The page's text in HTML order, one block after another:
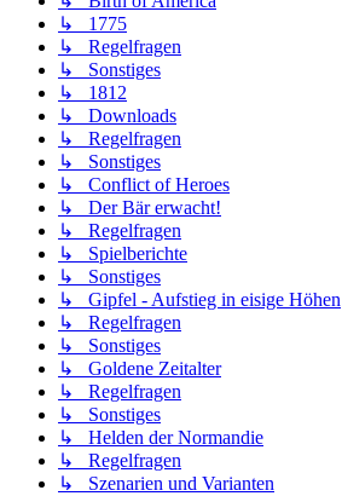
↳ 1775
↳ Regelfragen
↳ Sonstiges
↳ 1812
↳ Downloads
↳ Regelfragen
↳ Sonstiges
↳ Conflict of Heroes
↳ Der Bär erwacht!
↳ Regelfragen
↳ Spielberichte
↳ Sonstiges
↳ Gipfel - Aufstieg in eisige Höhen
↳ Regelfragen
↳ Sonstiges
↳ Goldene Zeitalter
↳ Regelfragen
↳ Sonstiges
↳ Helden der Normandie
↳ Regelfragen
↳ Szenarien und Varianten